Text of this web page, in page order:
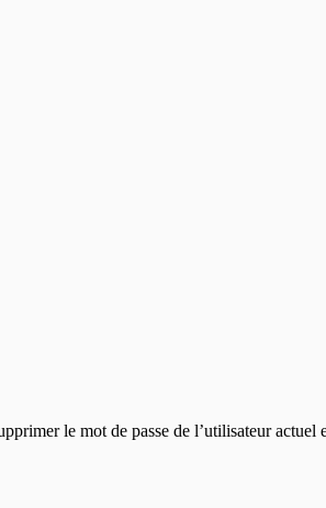
le mot de passe de l’utilisateur actuel